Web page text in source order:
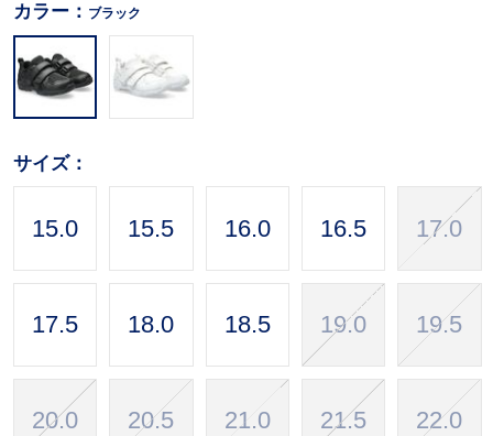
カラー： ブラック
サイズ：
15.0 15.5 16.0 16.5 17.0
17.5 18.0 18.5 19.0 19.5
20.0 20.5 21.0 21.5 22.0